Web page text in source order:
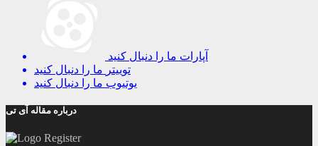
آپارات ما را دنبال کنید
توییتر ما را دنبال کنید
یوتیوب ما را دنبال کنید
درباره مقاله آی تی